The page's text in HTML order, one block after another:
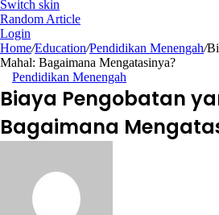
Switch skin
Random Article
Login
Home/Education/Pendidikan Menengah/
Mahal: Bagaimana Mengatasinya?
Pendidikan Menengah
Biaya Pengobatan
Bagaimana